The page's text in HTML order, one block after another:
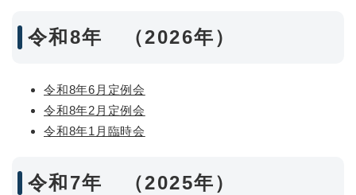
令和8年 （2026年）
令和8年6月定例会
令和8年2月定例会
令和8年1月臨時会
令和7年 （2025年）